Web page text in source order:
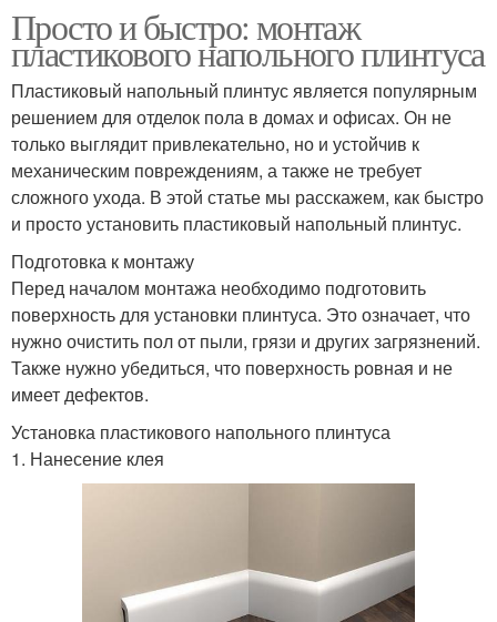
Просто и быстро: монтаж
пластикового напольного плинтуса
Пластиковый напольный плинтус является популярным
решением для отделок пола в домах и офисах. Он не
только выглядит привлекательно, но и устойчив к
механическим повреждениям, а также не требует
сложного ухода. В этой статье мы расскажем, как быстро
и просто установить пластиковый напольный плинтус.
Подготовка к монтажу
Перед началом монтажа необходимо подготовить
поверхность для установки плинтуса. Это означает, что
нужно очистить пол от пыли, грязи и других загрязнений.
Также нужно убедиться, что поверхность ровная и не
имеет дефектов.
Установка пластикового напольного плинтуса
1. Нанесение клея